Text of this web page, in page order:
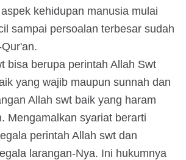
kehidupan manusia mulai
sampai persoalan terbesar sudah
bisa berupa perintah Allah Swt
yang wajib maupun sunnah dan
Allah swt baik yang haram
Mengamalkan syariat berarti
perintah Allah swt dan
larangan-Nya. Ini hukumnya